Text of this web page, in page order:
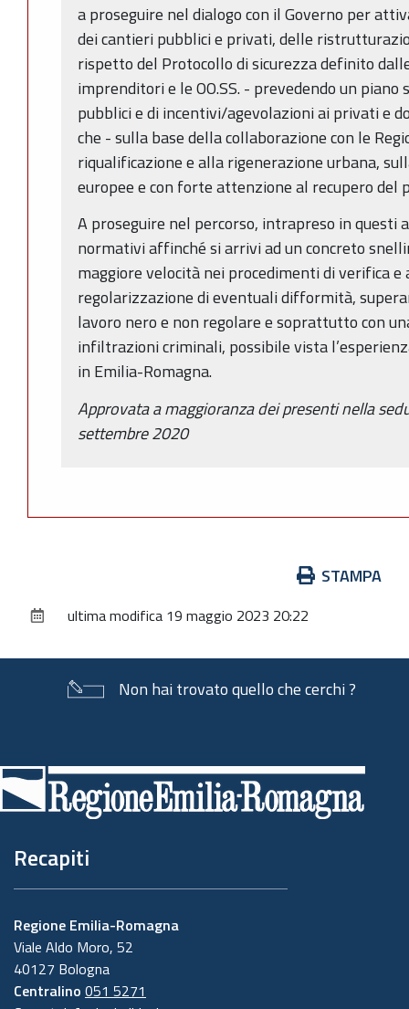
a proseguire nel dialogo con il Governo per
dei cantieri pubblici e privati, delle
rispetto del Protocollo di sicurezza definito
imprenditori e le OO.SS. - prevedendo un
pubblici e di incentivi/agevolazioni ai privati e
che - sulla base della collaborazione con le
riqualificazione e alla rigenerazione urbana,
europee e con forte attenzione al recupero del
A proseguire nel percorso, intrapreso in questi
normativi affinché si arrivi ad un concreto
maggiore velocità nei procedimenti di verifica
regolarizzazione di eventuali difformità,
lavoro nero e non regolare e soprattutto con
infiltrazioni criminali, possibile vista
in Emilia-Romagna.
Approvata a maggioranza dei presenti nella
settembre 2020
documento
STAMPA
ultima modifica 19 maggio 2023 20:22
Non hai trovato quello che cerchi ?
di
pagina
Recapiti
Regione Emilia-Romagna
Viale Aldo Moro, 52
40127 Bologna
Centralino 051 5271